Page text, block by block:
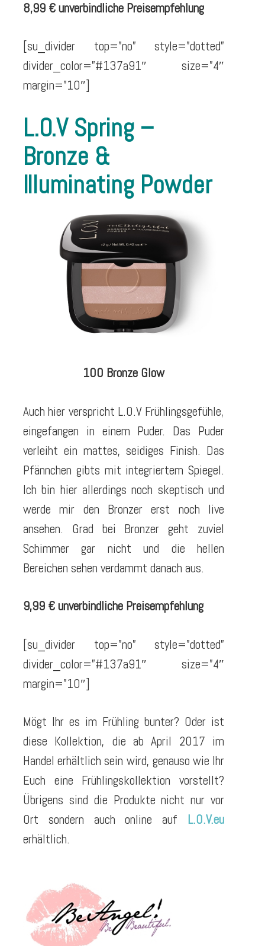
8,99 € unverbindliche Preisempfehlung
[su_divider top=”no” style=”dotted”
divider_color=”#137a91″ size=”4″
margin=”10″]
L.O.V Spring –
Bronze &
Illuminating Powder
100 Bronze Glow
Auch hier verspricht L.O.V Frühlingsgefühle,
eingefangen in einem Puder. Das Puder
verleiht ein mattes, seidiges Finish. Das
Pfännchen gibts mit integriertem Spiegel.
Ich bin hier allerdings noch skeptisch und
werde mir den Bronzer erst noch live
ansehen. Grad bei Bronzer geht zuviel
Schimmer gar nicht und die hellen
Bereichen sehen verdammt danach aus.
9,99 € unverbindliche Preisempfehlung
[su_divider top=”no” style=”dotted”
divider_color=”#137a91″ size=”4″
margin=”10″]
Mögt Ihr es im Frühling bunter? Oder ist
diese Kollektion, die ab April 2017 im
Handel erhältlich sein wird, genauso wie Ihr
Euch eine Frühlingskollektion vorstellt?
Übrigens sind die Produkte nicht nur vor
Ort sondern auch online auf L.O.V.eu
erhältlich.